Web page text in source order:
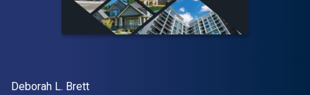
Auteur(s)
Deborah L. Brett